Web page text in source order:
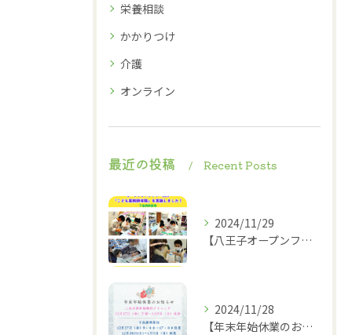
栄養相談
かかりつけ
介護
オンライン
最近の投稿 Recent Posts
2024/11/29
【八王子オープンファクトリー2024】2024.11.23
2024/11/28
【年末年始休業のお知らせ】